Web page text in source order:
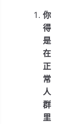
你
得
是
在
正
常
人
群
里